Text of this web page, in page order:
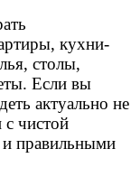
кухни-
столы,
Если вы
актуально не
с чистой
правильными